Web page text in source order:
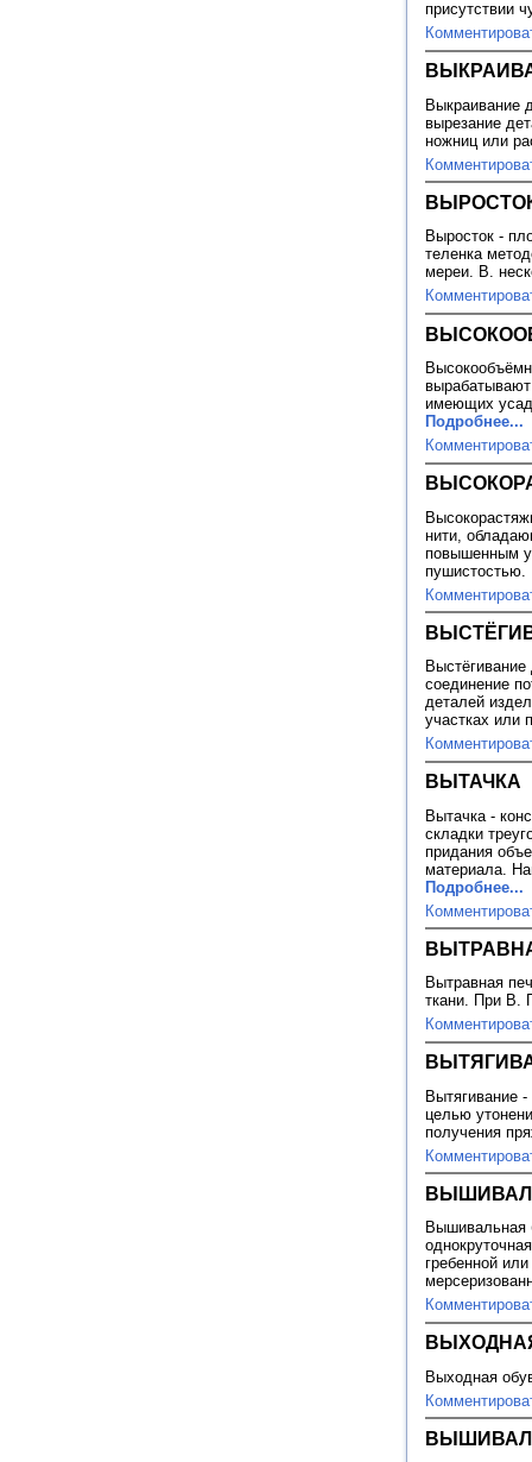
присутствии
Выкраивание
вырезание
ножниц или
ВЫРОСТОК
Выросток -
теленка
мереи. В.
имеющих
Подробнее...
нити,
повышенным
соединение
деталей
участках или
ВЫТАЧКА
Вытачка -
складки
придания
материала.
Подробнее...
Вытравная
ткани. При В.
Вытягивание
целью
получения
Вышивальная
гребенной
Выходная